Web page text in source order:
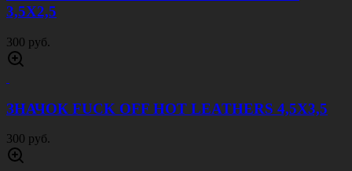
3,5Х2,5
300 руб.
ЗНАЧОК FUCK OFF HOT LEATHERS 4,5Х3,5
300 руб.